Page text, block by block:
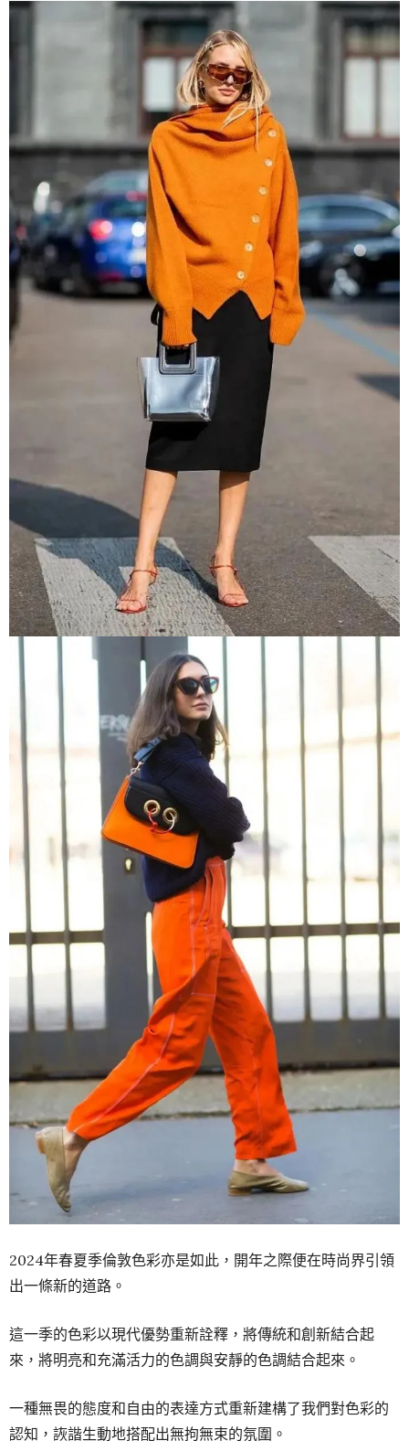
2024年春夏季倫敦色彩亦是如此，開年之際便在時尚界引領
出一條新的道路。
這一季的色彩以現代優勢重新詮釋，將傳統和創新結合起
來，將明亮和充滿活力的色調與安靜的色調結合起來。
一種無畏的態度和自由的表達方式重新建構了我們對色彩的
認知，詼諧生動地搭配出無拘無束的氛圍。